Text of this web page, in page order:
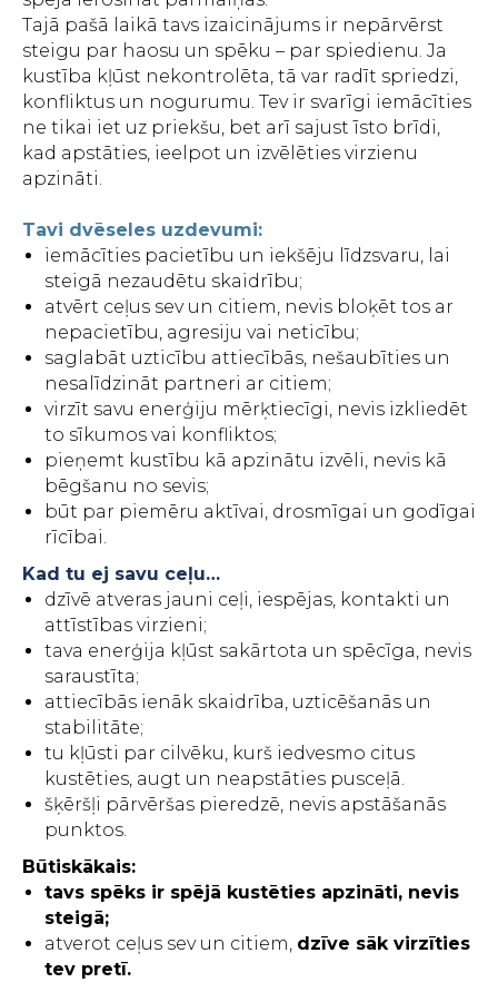
Tajā pašā laikā tavs izaicinājums ir nepārvērst
steigu par haosu un spēku – par spiedienu. Ja
kustība kļūst nekontrolēta, tā var radīt spriedzi,
konfliktus un nogurumu. Tev ir svarīgi iemācīties
ne tikai iet uz priekšu, bet arī sajust īsto brīdi,
kad apstāties, ieelpot un izvēlēties virzienu
apzināti.
Tavi dvēseles uzdevumi:
iemācīties pacietību un iekšēju līdzsvaru, lai
steigā nezaudētu skaidrību;
atvērt ceļus sev un citiem, nevis bloķēt tos ar
nepacietību, agresiju vai neticību;
saglabāt uzticību attiecībās, nešaubīties un
nesalīdzināt partneri ar citiem;
virzīt savu enerģiju mērķtiecīgi, nevis izkliedēt
to sīkumos vai konfliktos;
pieņemt kustību kā apzinātu izvēli, nevis kā
bēgšanu no sevis;
būt par piemēru aktīvai, drosmīgai un godīgai
rīcībai.
Kad tu ej savu ceļu…
dzīvē atveras jauni ceļi, iespējas, kontakti un
attīstības virzieni;
tava enerģija kļūst sakārtota un spēcīga, nevis
saraustīta;
attiecībās ienāk skaidrība, uzticēšanās un
stabilitāte;
tu kļūsti par cilvēku, kurš iedvesmo citus
kustēties, augt un neapstāties pusceļā.
šķēršļi pārvēršas pieredzē, nevis apstāšanās
punktos.
Būtiskākais:
tavs spēks ir spējā kustēties apzināti, nevis
steigā;
atverot ceļus sev un citiem, dzīve sāk virzīties
tev pretī.